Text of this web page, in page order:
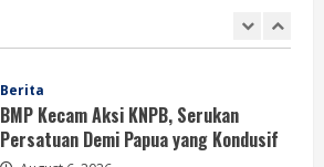
Perang Algoritma AI Makin Kompleks,
Publik Diminta Verifikasi Informasi
Digital